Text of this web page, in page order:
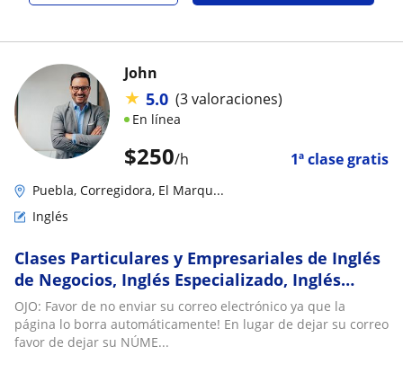
$250/h 1ª clase gratis
John
★ 5.0 (3 valoraciones)
En línea
Puebla, Corregidora, El Marqu...
Inglés
Clases Particulares y Empresariales de Inglés
de Negocios, Inglés Especializado, Inglés
General, con profesor nativo de California
OJO: Favor de no enviar su correo electrónico ya que la
página lo borra automáticamente! En lugar de dejar su correo
favor de dejar su NÚME...